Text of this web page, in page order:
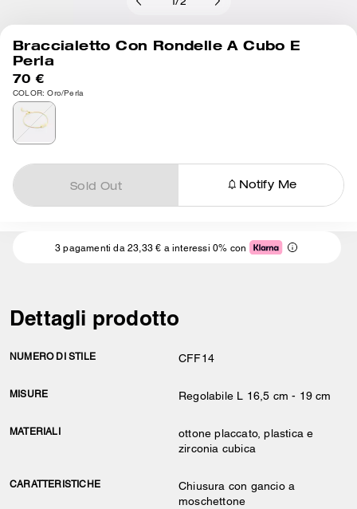
/2
Braccialetto Con Rondelle A Cubo E
Perla
70 €
COLOR: Oro/Perla
Sold Out Notify Me
3 pagamenti da 23,33 € a interessi 0% con
Dettagli prodotto
NUMERO DI STILE CFF14
MISURE Regolabile L 16,5 cm - 19 cm
MATERIALI
ottone placcato, plastica e
zirconia cubica
CARATTERISTICHE
Chiusura con gancio a
moschettone